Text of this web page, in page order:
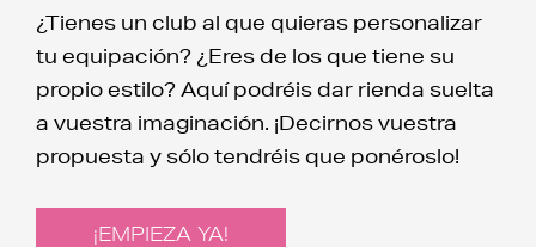
¿Tienes un club al que quieras personalizar
tu equipación? ¿Eres de los que tiene su
propio estilo? Aquí podréis dar rienda suelta
a vuestra imaginación. ¡Decirnos vuestra
propuesta y sólo tendréis que ponéroslo!
¡EMPIEZA YA!